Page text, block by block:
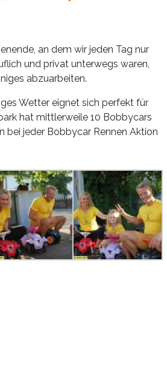
an dem wir jeden Tag nur
und privat unterwegs waren,
abzuarbeiten.
Wetter eignet sich perfekt für
hat mittlerweile 10 Bobbycars
bei jeder Bobbycar Rennen Aktion